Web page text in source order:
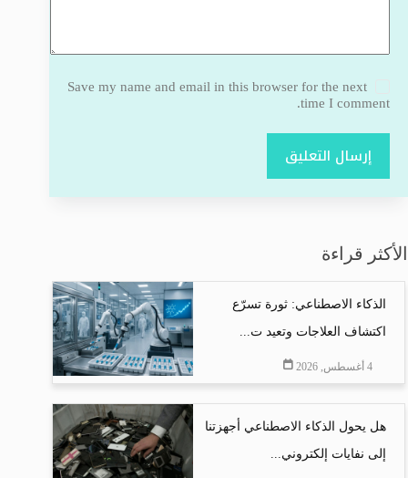
Save my name and email in this browser for the next
time I comment.
إرسال التعليق
الأكثر قراءة
الذكاء الاصطناعي: ثورة تسرّع
اكتشاف العلاجات وتعيد ت...
4 أغسطس, 2026
هل يحول الذكاء الاصطناعي أجهزتنا
إلى نفايات إلكتروني...